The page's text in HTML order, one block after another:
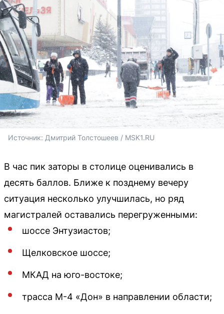
Источник: Дмитрий Толстошеев / MSK1.RU
В час пик заторы в столице оценивались в
десять баллов. Ближе к позднему вечеру
ситуация несколько улучшилась, но ряд
магистралей оставались перегруженными:
шоссе Энтузиастов;
Щелковское шоссе;
МКАД на юго-востоке;
трасса М-4 «Дон» в направлении области;